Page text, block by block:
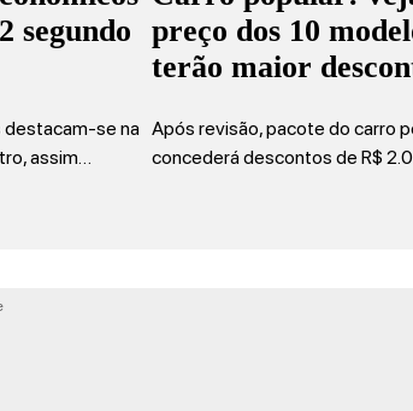
segundo
destacam-se na
assim…
preço dos 10
terão maior
Após revisão, pacote do carro
concederá descontos de R$